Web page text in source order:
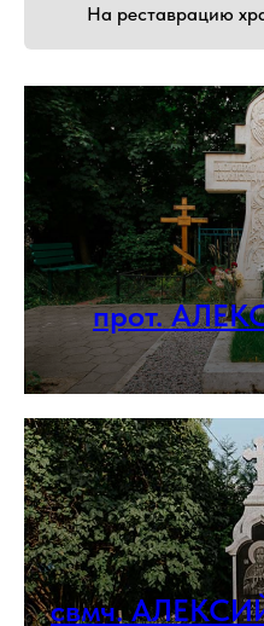
На реставрацию
прот.
свмч.